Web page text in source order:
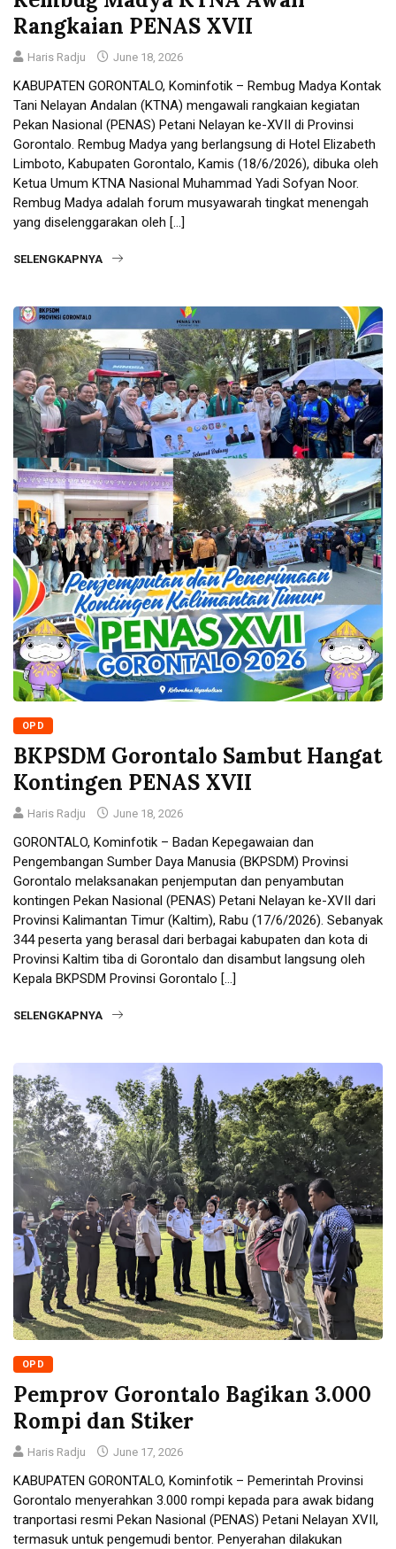
Rangkaian PENAS XVII
Haris Radju June 18, 2026
KABUPATEN GORONTALO, Kominfotik – Rembug Madya Kontak
Tani Nelayan Andalan (KTNA) mengawali rangkaian kegiatan
Pekan Nasional (PENAS) Petani Nelayan ke-XVII di Provinsi
Gorontalo. Rembug Madya yang berlangsung di Hotel Elizabeth
Limboto, Kabupaten Gorontalo, Kamis (18/6/2026), dibuka oleh
Ketua Umum KTNA Nasional Muhammad Yadi Sofyan Noor.
Rembug Madya adalah forum musyawarah tingkat menengah
yang diselenggarakan oleh […]
SELENGKAPNYA
OPD
BKPSDM Gorontalo Sambut Hangat
Kontingen PENAS XVII
Haris Radju June 18, 2026
GORONTALO, Kominfotik – Badan Kepegawaian dan
Pengembangan Sumber Daya Manusia (BKPSDM) Provinsi
Gorontalo melaksanakan penjemputan dan penyambutan
kontingen Pekan Nasional (PENAS) Petani Nelayan ke-XVII dari
Provinsi Kalimantan Timur (Kaltim), Rabu (17/6/2026). Sebanyak
344 peserta yang berasal dari berbagai kabupaten dan kota di
Provinsi Kaltim tiba di Gorontalo dan disambut langsung oleh
Kepala BKPSDM Provinsi Gorontalo […]
SELENGKAPNYA
OPD
Pemprov Gorontalo Bagikan 3.000
Rompi dan Stiker
Haris Radju June 17, 2026
KABUPATEN GORONTALO, Kominfotik – Pemerintah Provinsi
Gorontalo menyerahkan 3.000 rompi kepada para awak bidang
tranportasi resmi Pekan Nasional (PENAS) Petani Nelayan XVII,
termasuk untuk pengemudi bentor. Penyerahan dilakukan